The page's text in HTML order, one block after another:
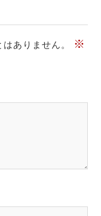
ありません。 ※